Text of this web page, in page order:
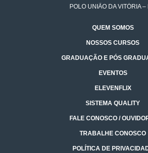
POLO UNIÃO DA VITÓRIA –
QUEM SOMOS
NOSSOS CURSOS
GRADUAÇÃO E PÓS
EVENTOS
ELEVENFLIX
SISTEMA QUALITY
FALE CONOSCO /
TRABALHE CONOSCO
POLÍTICA DE